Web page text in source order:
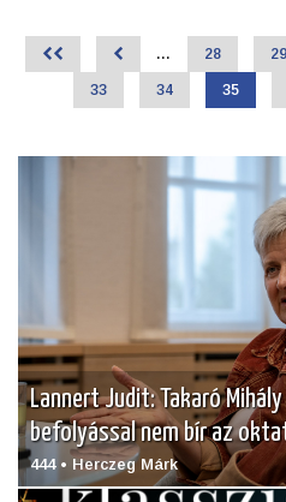
Oldalszámozás
<< < … Page
28 29
Page
33 Page
34
Jelenlegi
35
Lannert Judit: Takaró
befolyással nem bír az
444 • Herczeg Márk